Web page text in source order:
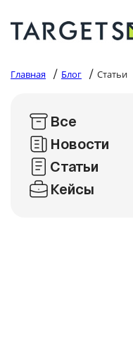
Главная / Блог / Статьи
Все
Новости
Статьи
Кейсы